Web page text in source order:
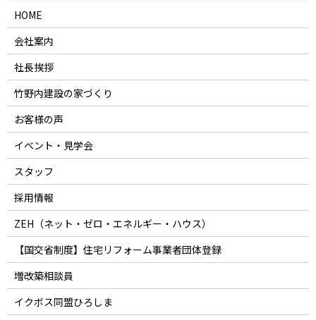
HOME
会社案内
社長挨拶
竹野内建設の家づくり
お客様の声
イベント・見学会
スタッフ
採用情報
ZEH（ネット・ゼロ・エネルギー・ハウス）
【国交省制度】住宅リフォーム事業者団体登録
増改築相談員
イクボス同盟ひろしま